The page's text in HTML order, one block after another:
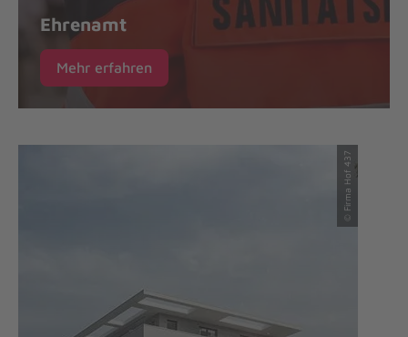
Ehrenamt
Mehr erfahren
© Firma Hof 437